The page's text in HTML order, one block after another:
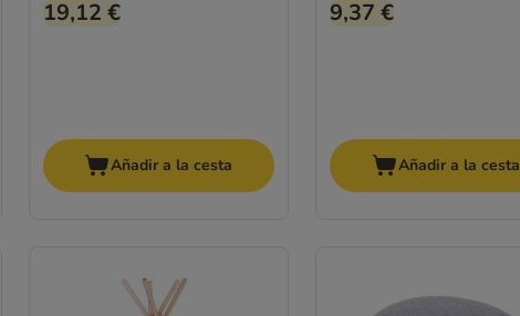
19,12 €
Añadir a la cesta
9,37 €
Añadir a la cesta